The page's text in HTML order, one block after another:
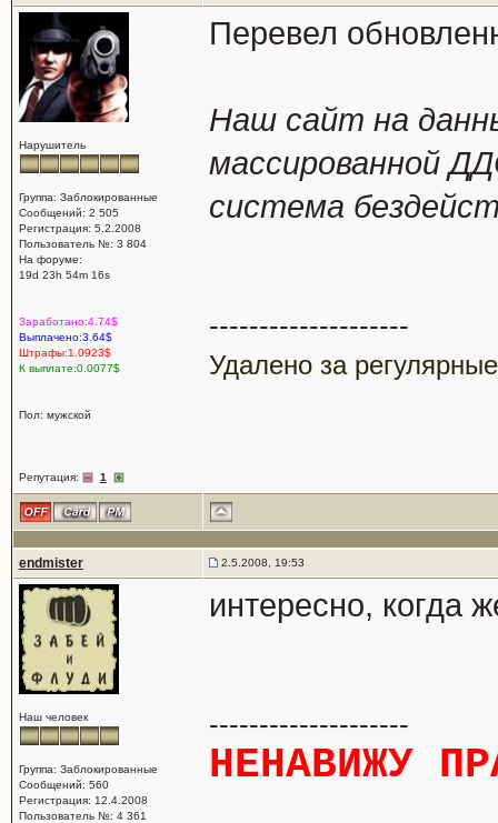
Нарушитель
Группа: Заблокированные
Сообщений: 2 505
Регистрация: 5.2.2008
Пользователь №: 3 804
На форуме:
19d 23h 54m 16s
Заработано:4.74$
Выплачено:3.64$
Штрафы:1.0923$
К выплате:0.0077$
Пол: мужской
Репутация: 1
Перевел
Наш сайт на
массированной
система
--------------------
Удалено за
endmister 2.5.2008, 19:53
Наш человек
Группа: Заблокированные
Сообщений: 560
Регистрация: 12.4.2008
Пользователь №: 4 361
интересно, когда
--------------------
НЕНАВИЖУ